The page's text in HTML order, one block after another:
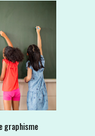
graphisme